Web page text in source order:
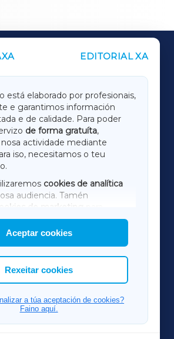
EDITORIAL XA
está elaborado por profesionais,
e garantimos información
e de calidade. Para poder
de forma gratuíta,
actividade mediante
iso, necesitamos o teu
cookies de analítica
audiencia. Tamén
cookies de marketing
de terceiros.
personalizar a elección das
permitir.
Aceptar cookies
Rexeitar cookies
a túa aceptación de cookies?
Faino aquí.
LUGOXA
TERRACHAXA
AMARIÑAXA
RIBEIRASACRAXA
ACORUÑAXA
FERROLXA
OURENSEXA